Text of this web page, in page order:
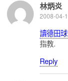
林炳炎
2008-04-
讀德田
指教.
Reply